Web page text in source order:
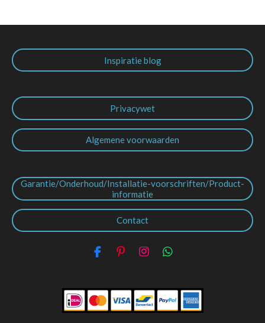
Inspiratie blog
Privacywet
Algemene voorwaarden
Garantie/Onderhoud/Installatie-voorschriften/Product-
informatie
Contact
F
e
b
o
P
t
e
r
I
t
a
g
W
t
s
A